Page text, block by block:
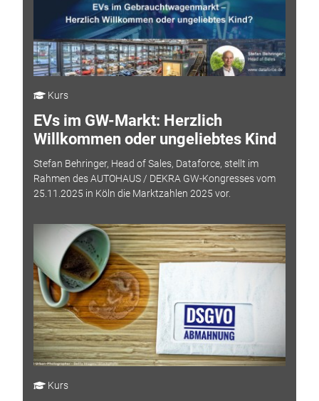
Kurs
EVs im GW-Markt: Herzlich
Willkommen oder ungeliebtes Kind
Stefan Behringer, Head of Sales, Dataforce, stellt im
Rahmen des AUTOHAUS / DEKRA GW-Kongresses vom
25.11.2025 in Köln die Marktzahlen 2025 vor.
Kurs